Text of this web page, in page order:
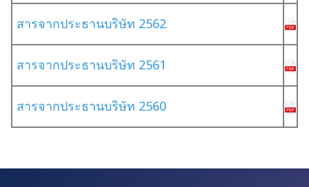
สารจากประธานบริษัท 2562
สารจากประธานบริษัท 2561
สารจากประธานบริษัท 2560